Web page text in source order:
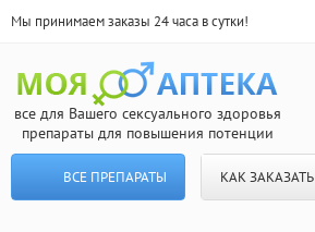
Мы принимаем заказы 24 часа в сутки!
все для Вашего сексуального здоровья
препараты для повышения потенции
ВСЕ ПРЕПАРАТЫ КАК ЗАКАЗАТЬ